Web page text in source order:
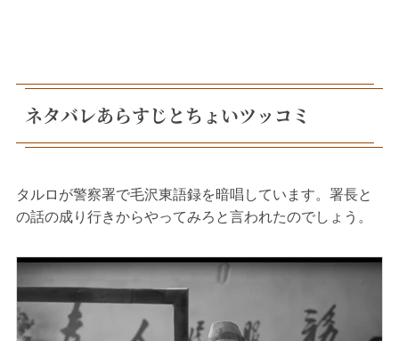
ネタバレあらすじとちょいツッコミ
タルロが警察署で毛沢東語録を暗唱しています。署長と
の話の成り行きからやってみろと言われたのでしょう。